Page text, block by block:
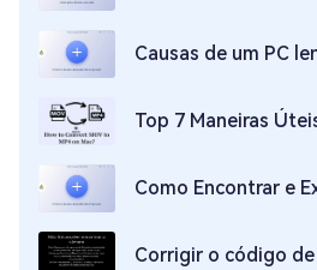
Causas de um PC lento | O que fazer se o
Top 7 Maneiras Úteis para
Como Encontrar e Excluir
Corrigir o código de erro